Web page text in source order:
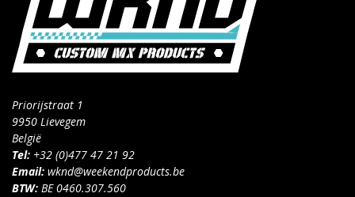
Priorijstraat 1
9950 Lievegem
België
Tel: +32 (0)477 47 21 92
Email: wknd@weekendproducts.be
BTW: BE 0460.307.560